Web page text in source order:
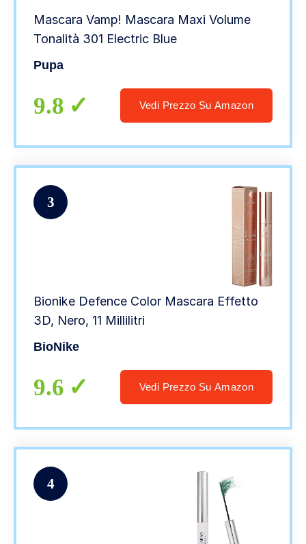
Mascara Vamp! Mascara Maxi Volume
Tonalità 301 Electric Blue
Pupa
9.8 Vedi Prezzo Su Amazon
3
Bionike Defence Color Mascara Effetto
3D, Nero, 11 Millilitri
BioNike
9.6 Vedi Prezzo Su Amazon
4